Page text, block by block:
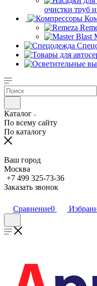
очистки труб
Каталог
По всему сайту
По каталогу
Ваш город
Москва
+7 499 325-73-36
Заказать звонок
Сравнение0